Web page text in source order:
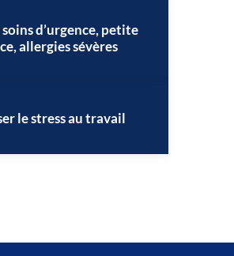
d’urgence, petite
allergies sévères
le stress au travail